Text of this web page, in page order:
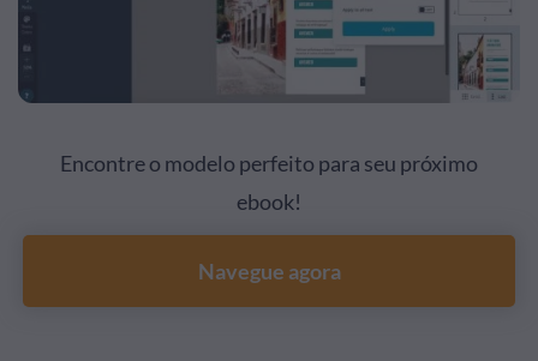
Encontre o modelo perfeito para seu próximo
ebook!
Navegue agora